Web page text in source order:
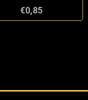
€0,85